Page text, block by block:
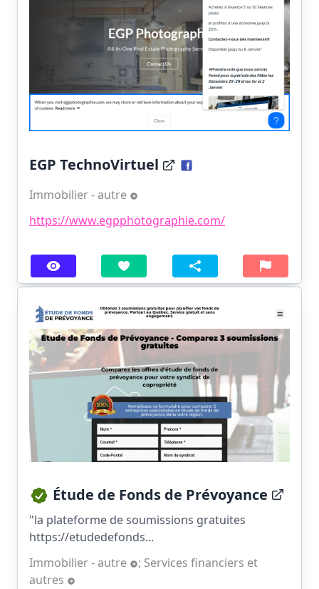
EGP TechnoVirtuel
Immobilier - autre
https://www.egpphotographie.com/
Étude de Fonds de Prévoyance
"la plateforme de soumissions gratuites
https://etudedefonds...
Immobilier - autre
; Services financiers et
autres